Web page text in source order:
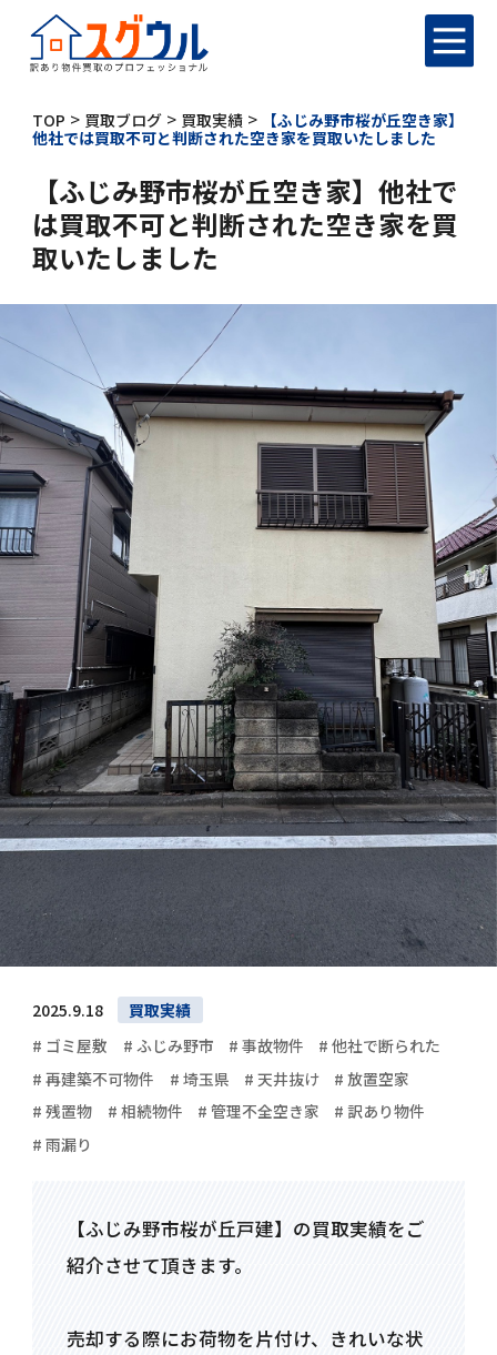
TOP > 買取ブログ > 買取実績 >
【ふじみ野市桜が丘空き家】
他社では買取不可と判断された空き家を買取いたしました
【ふじみ野市桜が丘空き家】他社で
は買取不可と判断された空き家を買
取いたしました
2025.9.18
買取実績
# ゴミ屋敷
# ふじみ野市 # 事故物件
# 他社で断られた
# 再建築不可物件
# 埼玉県 # 天井抜け
# 放置空家
# 残置物
# 相続物件 # 管理不全空き家
# 訳あり物件
# 雨漏り
【ふじみ野市桜が丘戸建】の買取実績をご
紹介させて頂きます。
売却する際にお荷物を片付け、きれいな状